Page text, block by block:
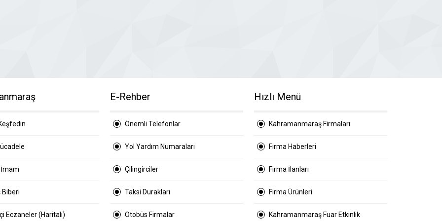
Biberi
Eczaneler (Haritalı)
E-Rehber
Önemli Telefonlar
Yol Yardım Numaraları
Çilingirciler
Taksi Durakları
Otobüs Firmalar
Hızlı Menü
Kahramanmaraş Firmaları
Firma Haberleri
Firma İlanları
Firma Ürünleri
Kahramanmaraş Fuar Etkinlik